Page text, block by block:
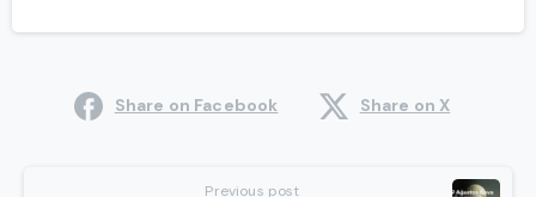
Share on Facebook Share on X
Previous post